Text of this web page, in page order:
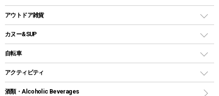
パラソル
テントアクセサリー
ペグ
グランドシート
ガイドロープ
ツール
鉄板、アミ
焚き火台&ストーブ
火起こし
クッカーセット
シェラカップ
クッキングツール
ナイフ
コップ付きタイプ
ワンタッチタイプ
プラスチックボトル
ディズニーボトル
クーラーバッグ
ウォータージャグ
保冷剤
アウトドアキャリー
アウトドア雑貨
バックパック&バッグ
リュック、バックパック
トートバッグ、サコッシュ
ショッピングキャリー
カヌー&SUP
インフレータブル
カヤック
自転車
折りたたみ自転車
スポーツサイクル
アクティビティ
マリン
酒類・Alcoholic Beverages